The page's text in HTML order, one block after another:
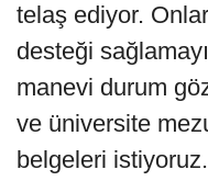
telaş ediyor.
desteği
manevi durum
ve üniversite
belgeleri